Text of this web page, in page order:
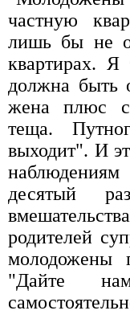
частную
лишь бы не
квартирах.
должна быть
жена плюс
теща.
выходит". И
десятый
родителей
молодожены
"Дайте